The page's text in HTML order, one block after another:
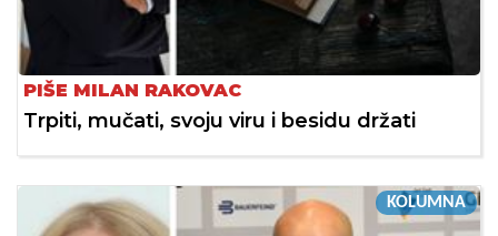
PIŠE MILAN RAKOVAC
Trpiti, mučati, svoju viru i besidu držati
KOLUMNA